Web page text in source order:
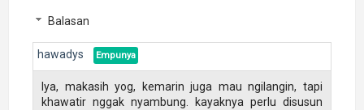
Balasan
hawadys
Iya, makasih yog, kemarin juga mau ngilangin, tapi
khawatir nggak nyambung. kayaknya perlu disusun